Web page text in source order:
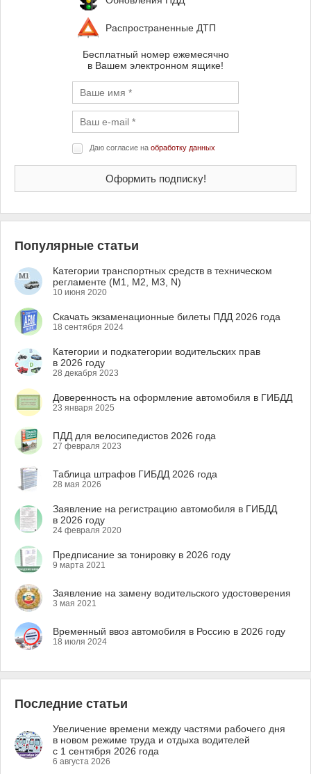
Распространенные ДТП
Бесплатный номер ежемесячно
в Вашем электронном ящике!
Даю согласие на обработку данных
Популярные статьи
Категории транспортных средств в техническом
регламенте (M1, M2, M3, N)
10 июня 2020
Скачать экзаменационные билеты ПДД 2026 года
18 сентября 2024
Категории и подкатегории водительских прав
в 2026 году
28 декабря 2023
Доверенность на оформление автомобиля в ГИБДД
23 января 2025
ПДД для велосипедистов 2026 года
27 февраля 2023
Таблица штрафов ГИБДД 2026 года
28 мая 2026
Заявление на регистрацию автомобиля в ГИБДД
в 2026 году
24 февраля 2020
Предписание за тонировку в 2026 году
9 марта 2021
Заявление на замену водительского удостоверения
3 мая 2021
Временный ввоз автомобиля в Россию в 2026 году
18 июля 2024
Последние статьи
Увеличение времени между частями рабочего дня
в новом режиме труда и отдыха водителей
с 1 сентября 2026 года
6 августа 2026